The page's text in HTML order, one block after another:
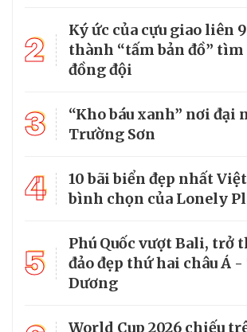
2
Ký ức của cựu giao liên
thành “tấm bản đồ”
đồng đội
3
“Kho báu xanh” nơi đại
Trường Sơn
4
10 bãi biển đẹp nhất
bình chọn của Lonely
5
Phú Quốc vượt Bali, trở
đảo đẹp thứ hai châu Á
Dương
World Cup 2026 chiếu